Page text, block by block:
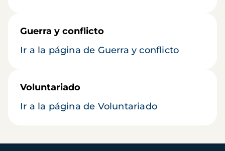
Guerra y conflicto
Ir a la página de Guerra y conflicto
Voluntariado
Ir a la página de Voluntariado